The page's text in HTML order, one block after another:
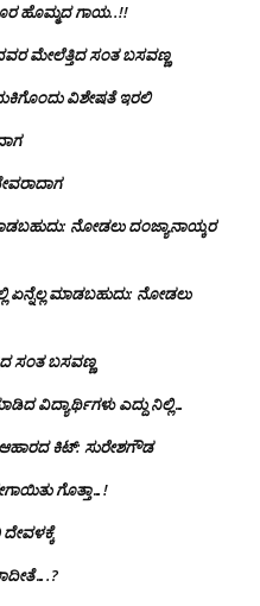
ಹೊಮ್ಮದ ಗಾಯ..!!
ಮೇಲೆತ್ತಿದ ಸಂತ ಬಸವಣ್ಣ
ವಿಶೇಷತೆ ಇರಲಿ
ನೋಡಲು ದಂಜ್ಯಾನಾಯ್ಕರ
ಏನ್ನೆಲ್ಲ‌ ಮಾಡಬಹುದು: ನೋಡಲು
ಸಂತ ಬಸವಣ್ಣ
ವಿದ್ಯಾರ್ಥಿಗಳು ಎದ್ದು ನಿಲ್ಲಿ…
ಕಿಟ್: ಸುರೇಶಗೌಡ
ಗೊತ್ತಾ…!